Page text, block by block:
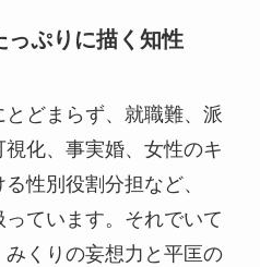
っぷりに描く知性
どまらず、就職難、派
化、事実婚、女性のキ
性別役割分担など、
ています。それでいて
くりの妄想力と平匡の